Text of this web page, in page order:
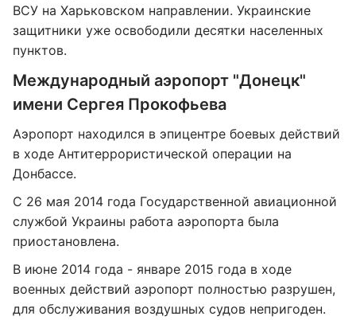
ВСУ на Харьковском направлении. Украинские
защитники уже освободили десятки населенных
пунктов.
Международный аэропорт "Донецк"
имени Сергея Прокофьева
Аэропорт находился в эпицентре боевых действий
в ходе Антитеррористической операции на
Донбассе.
С 26 мая 2014 года Государственной авиационной
службой Украины работа аэропорта была
приостановлена.
В июне 2014 года - январе 2015 года в ходе
военных действий аэропорт полностью разрушен,
для обслуживания воздушных судов непригоден.